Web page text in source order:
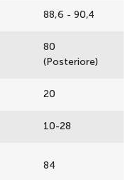
88,6 - 90,4
80
(Posteriore)
20
10-28
84